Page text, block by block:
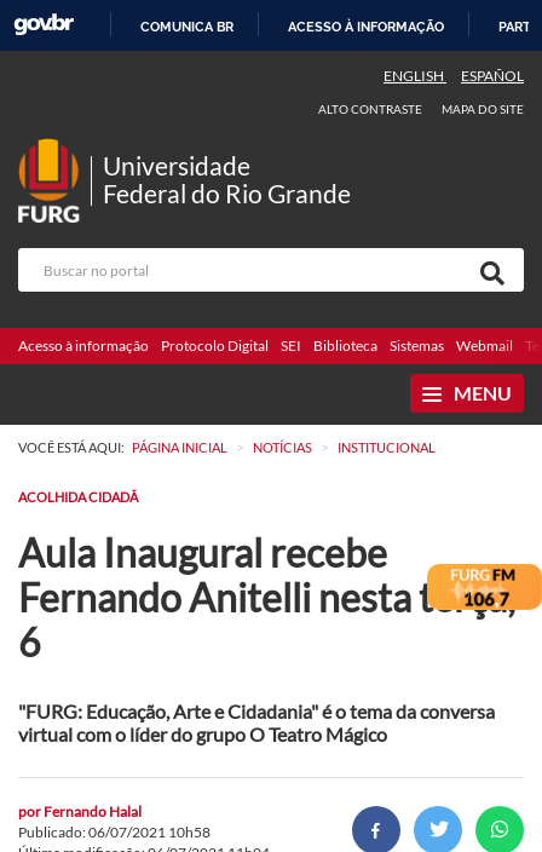
COMUNICA BR ACESSO À INFORMAÇÃO
ENGLISH ESPAÑOL
ALTO CONTRASTE MAPA DO SITE
Universidade
Federal do Rio Grande
Acesso à informação Protocolo Digital SEI Biblioteca Sistemas Webmail
MENU
VOCÊ ESTÁ AQUI: PÁGINA INICIAL > NOTÍCIAS > INSTITUCIONAL
ACOLHIDA CIDADÃ
Aula Inaugural recebe
Fernando Anitelli nesta terça,
6
"FURG: Educação, Arte e Cidadania" é o tema da conversa
virtual com o líder do grupo O Teatro Mágico
por Fernando Halal
Publicado: 06/07/2021 10h58